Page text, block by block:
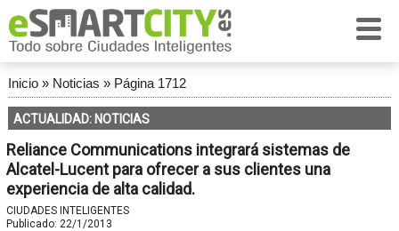
Inicio» Noticias » Página 1712
ACTUALIDAD: NOTICIAS
Reliance Communications integrará sistemas de
Alcatel-Lucent para ofrecer a sus clientes una
experiencia de alta calidad.
CIUDADES INTELIGENTES
Publicado: 22/1/2013